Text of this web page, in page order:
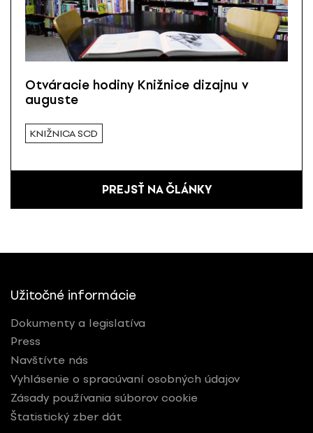
Otváracie hodiny Knižnice dizajnu v
auguste
KNIŽNICA SCD
PREJSŤ NA ČLÁNKY
Užitočné informácie
Dokumenty a legislatíva
Press
Navštívte nás
Vyhlásenie o spracúvaní osobných údajov
Zásady používania súborov cookie
Štatistický zber dát